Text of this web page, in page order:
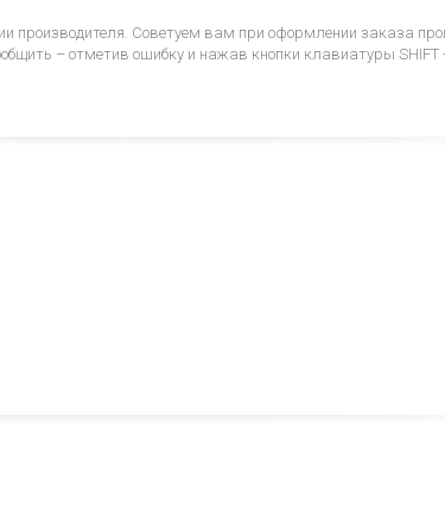
производителя. Советуем вам при оформлении заказа
– отметив ошибку и нажав кнопки клавиатуры SHIFT